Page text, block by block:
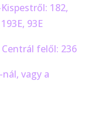
182,
93E
felől: 236
nál, vagy a